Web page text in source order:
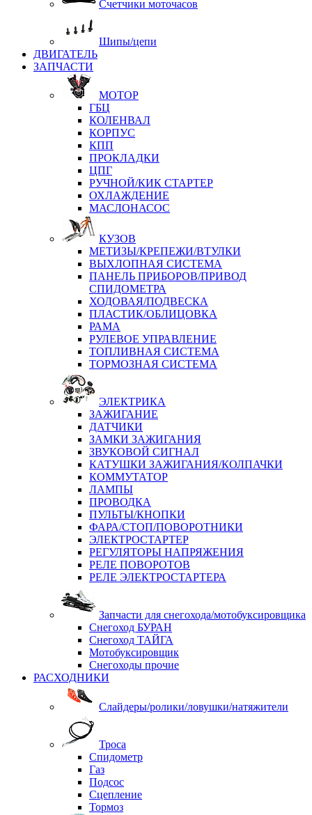
Счетчики моточасов
Шипы/цепи
ДВИГАТЕЛЬ
ЗАПЧАСТИ
МОТОР
ГБЦ
КОЛЕНВАЛ
КОРПУС
КПП
ПРОКЛАДКИ
ЦПГ
РУЧНОЙ/КИК СТАРТЕР
ОХЛАЖДЕНИЕ
МАСЛОНАСОС
КУЗОВ
МЕТИЗЫ/КРЕПЕЖИ/ВТУЛКИ
ВЫХЛОПНАЯ СИСТЕМА
ПАНЕЛЬ ПРИБОРОВ/ПРИВОД
СПИДОМЕТРА
ХОДОВАЯ/ПОДВЕСКА
ПЛАСТИК/ОБЛИЦОВКА
РАМА
РУЛЕВОЕ УПРАВЛЕНИЕ
ТОПЛИВНАЯ СИСТЕМА
ТОРМОЗНАЯ СИСТЕМА
ЭЛЕКТРИКА
ЗАЖИГАНИЕ
ДАТЧИКИ
ЗАМКИ ЗАЖИГАНИЯ
ЗВУКОВОЙ СИГНАЛ
КАТУШКИ ЗАЖИГАНИЯ/КОЛПАЧКИ
КОММУТАТОР
ЛАМПЫ
ПРОВОДКА
ПУЛЬТЫ/КНОПКИ
ФАРА/СТОП/ПОВОРОТНИКИ
ЭЛЕКТРОСТАРТЕР
РЕГУЛЯТОРЫ НАПРЯЖЕНИЯ
РЕЛЕ ПОВОРОТОВ
РЕЛЕ ЭЛЕКТРОСТАРТЕРА
Запчасти для снегохода/мотобуксировщика
Снегоход БУРАН
Снегоход ТАЙГА
Мотобуксировщик
Снегоходы прочие
РАСХОДНИКИ
Слайдеры/ролики/ловушки/натяжители
Троса
Спидометр
Газ
Подсос
Сцепление
Тормоз